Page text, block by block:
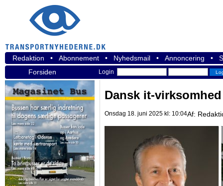
Redaktion • Abonnement • Nyhedsmail • Annoncering •
Forsiden
Login
Dansk it-
Onsdag 18. juni 2025 kl: 10:04Af: